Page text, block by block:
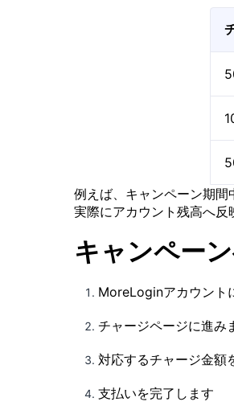
例えば、キャンペーン期
実際にアカウント残高へ反
キャンペー
MoreLoginアカウント
チャージページに進み
対応するチャージ金額
支払いを完了します